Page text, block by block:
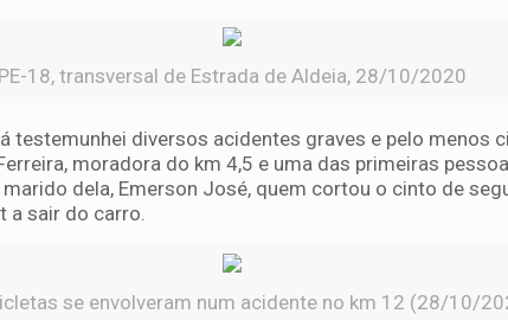
PE-18, transversal de Estrada de Aldeia, 28/10/2020
testemunhei diversos acidentes graves e pelo menos
moradora do km 4,5 e uma das primeiras
dela, Emerson José, quem cortou o cinto de
a sair do carro.
se envolveram num acidente no km 12 (28/10/